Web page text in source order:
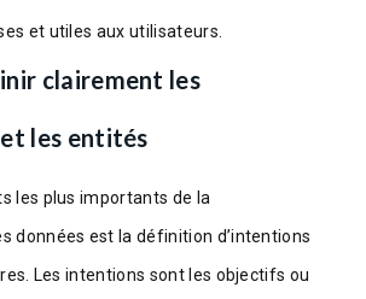
et utiles aux utilisateurs.
clairement les
les entités
les plus importants de la
données est la définition d’intentions
Les intentions sont les objectifs ou